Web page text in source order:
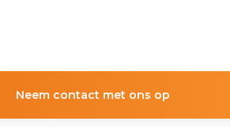
Neem contact met ons op